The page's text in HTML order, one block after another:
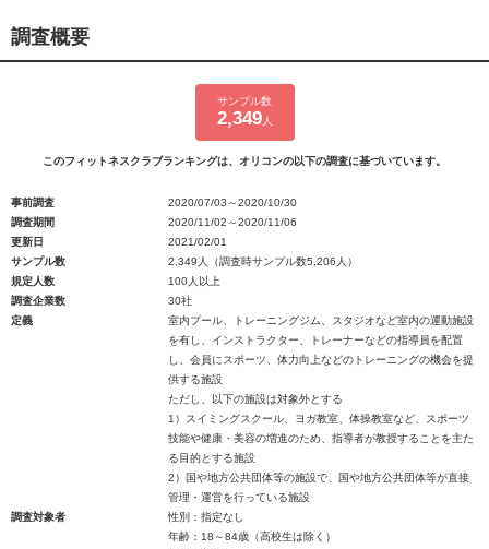
調査概要
サンプル数
2,349人
このフィットネスクラブランキングは、オリコンの以下の調査に基づいています。
事前調査
2020/07/03～2020/10/30
調査期間
2020/11/02～2020/11/06
更新日
2021/02/01
サンプル数
2,349人（調査時サンプル数5,206人）
規定人数
100人以上
調査企業数
30社
定義
室内プール、トレーニングジム、スタジオなど室内の運動施設
を有し、インストラクター、トレーナーなどの指導員を配置
し、会員にスポーツ、体力向上などのトレーニングの機会を提
供する施設
ただし、以下の施設は対象外とする
1）スイミングスクール、ヨガ教室、体操教室など、スポーツ
技能や健康・美容の増進のため、指導者が教授することを主た
る目的とする施設
2）国や地方公共団体等の施設で、国や地方公共団体等が直接
管理・運営を行っている施設
調査対象者
性別：指定なし
年齢：18～84歳（高校生は除く）